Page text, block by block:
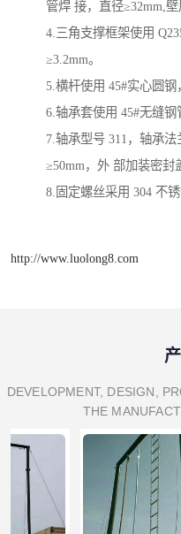
管焊 接，直径≥32mm,壁
4.三角支撑框架使用
≥3.2mm。
5.横杆使用 45#实心圆钢
6.轴承套使用 45#无缝钢
7.轴承型号 311，轴承
≥50mm，外 部加装密封
8.固定螺丝采用 304 不
http://www.luolong8.com
DEVELOPMENT, DESIGN,
THE